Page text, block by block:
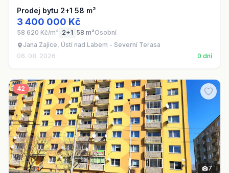
Prodej bytu 2+1 58 m²
3 400 000 Kč
58 620 Kč/m² 2+1 58 m²Osobní
Jana Zajíce, Ústí nad Labem - Severní Terasa
06. 08. 2026
0 dní
42
7